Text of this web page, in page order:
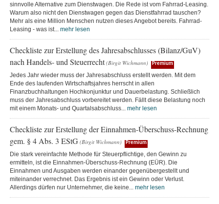
sinnvolle Alternative zum Dienstwagen. Die Rede ist vom Fahrrad-Leasing.
Warum also nicht den Dienstwagen gegen das Dienstfahrrad tauschen?
Mehr als eine Million Menschen nutzen dieses Angebot bereits. Fahrrad-
Leasing - was ist... mehr lesen
Checkliste zur Erstellung des Jahresabschlusses (Bilanz/GuV)
nach Handels- und Steuerrecht (Birgit Wichmann) Premium
Jedes Jahr wieder muss der Jahresabschluss erstellt werden. Mit dem
Ende des laufenden Wirtschaftsjahres herrscht in allen
Finanzbuchhaltungen Hochkonjunktur und Dauerbelastung. Schließlich
muss der Jahresabschluss vorbereitet werden. Fällt diese Belastung noch
mit einem Monats- und Quartalsabschluss... mehr lesen
Checkliste zur Erstellung der Einnahmen-Überschuss-Rechnung
gem. § 4 Abs. 3 EStG (Birgit Wichmann) Premium
Die stark vereinfachte Methode für Steuerpflichtige, den Gewinn zu
ermitteln, ist die Einnahmen-Überschuss-Rechnung (EÜR). Die
Einnahmen und Ausgaben werden einander gegenübergestellt und
miteinander verrechnet. Das Ergebnis ist ein Gewinn oder Verlust.
Allerdings dürfen nur Unternehmer, die keine... mehr lesen